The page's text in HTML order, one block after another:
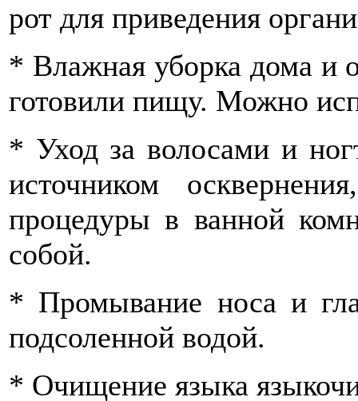
рот для приведения
* Влажная уборка дома и
готовили пищу. Можно
* Уход за волосами и
источником
процедуры в ванной
собой.
* Промывание носа и
подсоленной водой.
* Очищение языка